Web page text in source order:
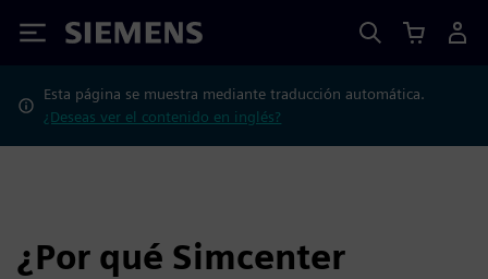
Siemens
Esta página se muestra mediante traducción automática.
¿Deseas ver el contenido en inglés?
¿Por qué Simcenter